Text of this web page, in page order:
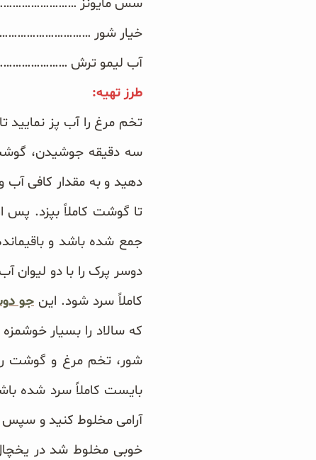
سبوس و جوانه‌ها
پک سلامتی OAB
کتاب‌های OAB
سس مایونز ………………………………… 400 گرم
خیار شور …………………………………… 400گرم
آب لیمو ترش
طرز تهیه:
تخم مرغ را آب پز
سه دقیقه جوشیدن، گوشت
دهید و به مقدار کافی آب
تا گوشت کاملاً بپزد. پس
جمع شده باشد و
دوسر پرک را با دو
کاملاً سرد شود. این جو
که سالاد را بسیار
شور، تخم مرغ و گوشت
بایست کاملاً سرد شده
آرامی مخلوط کنید و سپس
خوبی مخلوط شد در